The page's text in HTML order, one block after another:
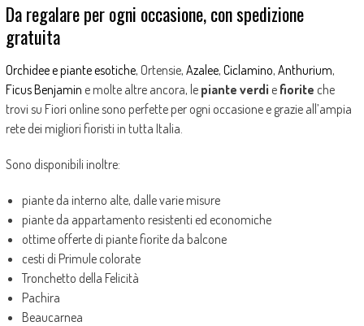
Da regalare per ogni occasione, con spedizione
gratuita
Orchidee e piante esotiche, Ortensie, Azalee, Ciclamino, Anthurium,
Ficus Benjamin e molte altre ancora, le piante verdi e fiorite che
trovi su Fiori online sono perfette per ogni occasione e grazie all’ampia
rete dei migliori fioristi in tutta Italia.
Sono disponibili inoltre:
piante da interno alte, dalle varie misure
piante da appartamento resistenti ed economiche
ottime offerte di piante fiorite da balcone
cesti di Primule colorate
Tronchetto della Felicità
Pachira
Beaucarnea